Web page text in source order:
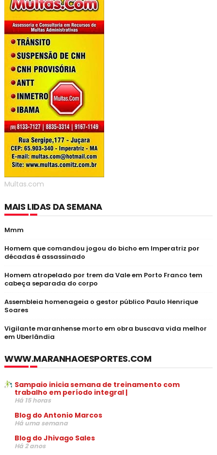
Multas.com
MAIS LIDAS DA SEMANA
Mmm
Homem que comandou jogou do bicho em Imperatriz por
décadas é assassinado
Homem atropelado por trem da Vale em Porto Franco tem
cabeça separada do corpo
Assembleia homenageia o gestor público Paulo Henrique
Soares
Vigilante maranhense morto em obra buscava vida melhor
em Uberlândia
WWW.MARANHAOESPORTES.COM
Sampaio inicia semana de treinamento com
trabalho em período integral |
Há 15 horas
Blog do Antonio Marcos
Há uma semana
Blog do Jhivago Sales
Há 2 anos